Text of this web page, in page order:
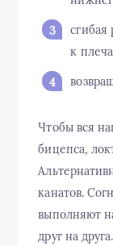
сгибая
к
Чтобы вся
бицепса,
канатов.
выполняют
друг на друга.